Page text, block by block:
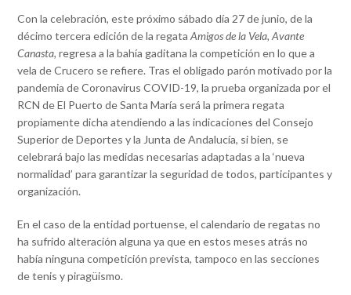
Con la celebración, este próximo sábado día 27 de junio, de la
décimo tercera edición de la regataAmigos de la Vela, Avante
Canasta, regresa a la bahía gaditana la competición en lo que a
vela de Crucero se refiere. Tras el obligado parón motivado por la
pandemia de Coronavirus COVID-19, la prueba organizada por el
RCN de El Puerto de Santa María será la primera regata
propiamente dicha atendiendo a las indicaciones del Consejo
Superior de Deportes y la Junta de Andalucía, si bien, se
celebrará bajo las medidas necesarias adaptadas a la ‘nueva
normalidad’ para garantizar la seguridad de todos, participantes y
organización.
En el caso de la entidad portuense, el calendario de regatas no
ha sufrido alteración alguna ya que en estos meses atrás no
había ninguna competición prevista, tampoco en las secciones
de tenis y piragüismo.